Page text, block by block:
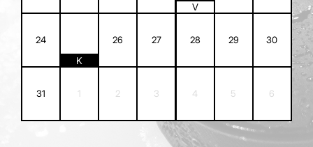
V
24
K
26 27 28 29 30
31 1 2 3 4 5 6